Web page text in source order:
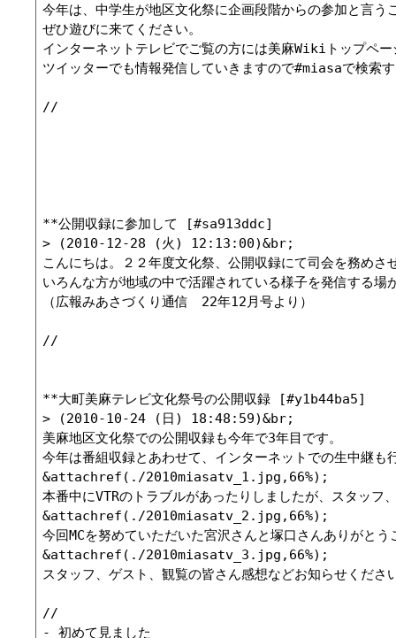
今年は、中学生が地区文化祭に企画段階からの参加と言
ぜひ遊びに来てください。
インターネットテレビでご覧の方には美麻Wikiトップペ
ツイッターでも情報発信していきますので#miasaで検
//
**公開収録に参加して [#sa913ddc]
> (2010-12-28 (火) 12:13:00)&br;
こんにちは。２２年度文化祭、公開収録にて司会を務め
いろんな方が地域の中で活躍されている様子を発信する
（広報みあさづくり通信　22年12月号より）
//
**大町美麻テレビ文化祭号の公開収録 [#y1b44ba5]
> (2010-10-24 (日) 18:48:59)&br;
美麻地区文化祭での公開収録も今年で3年目です。
今年は番組収録とあわせて、インターネットでの生中継も
&attachref(./2010miasatv_1.jpg,66%);
本番中にVTRのトラブルがあったりしましたが、スタッフ
&attachref(./2010miasatv_2.jpg,66%);
今回MCを努めていただいた宮沢さんと塚口さんありがとう
&attachref(./2010miasatv_3.jpg,66%);
スタッフ、ゲスト、観覧の皆さん感想などお知らせくださ
//
- 初めて見ました